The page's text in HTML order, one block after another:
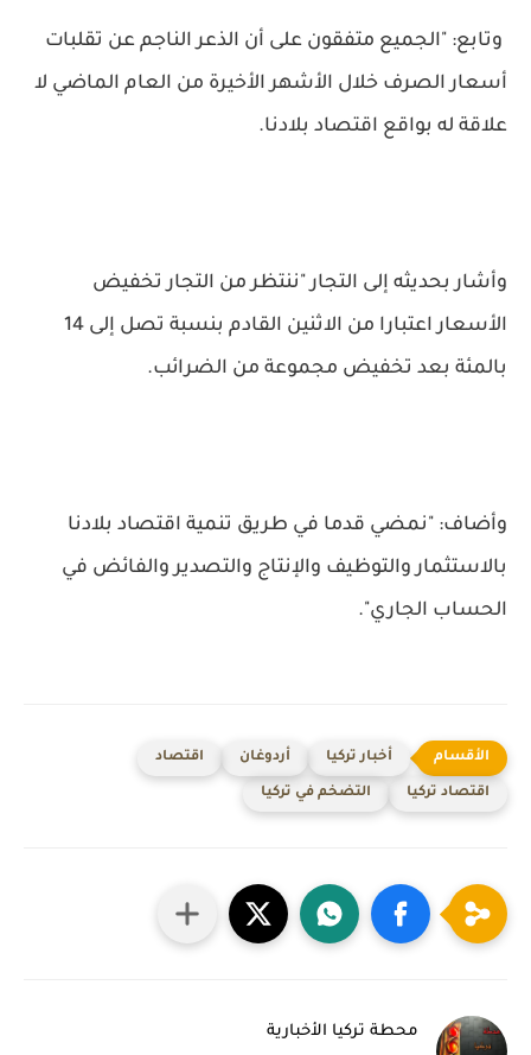
وتابع: "الجميع متفقون على أن الذعر الناجم عن تقلبات
أسعار الصرف خلال الأشهر الأخيرة من العام الماضي لا
علاقة له بواقع اقتصاد بلادنا.
وأشار بحديثه إلى التجار "ننتظر من التجار تخفيض
الأسعار اعتبارا من الاثنين القادم بنسبة تصل إلى 14
بالمئة بعد تخفيض مجموعة من الضرائب.
وأضاف: "نمضي قدما في طريق تنمية اقتصاد بلادنا
بالاستثمار والتوظيف والإنتاج والتصدير والفائض في
الحساب الجاري".
أخبار تركيا أردوغان اقتصاد
اقتصاد تركيا التضخم في تركيا
محطة تركيا الأخبارية